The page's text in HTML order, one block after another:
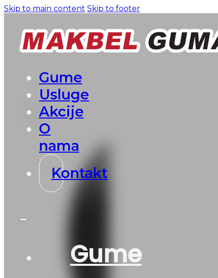
Skip to main content Skip to footer
Gume
Usluge
Akcije
O
nama
Kontakt
Gume